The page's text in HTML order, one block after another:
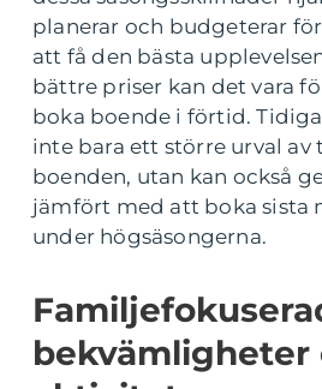
planerar och budgeterar
att få den bästa
bättre priser kan det vara
boka boende i förtid.
inte bara ett större urval
boenden, utan kan också
jämfört med att boka sista
under högsäsongerna.
bekvämligheter